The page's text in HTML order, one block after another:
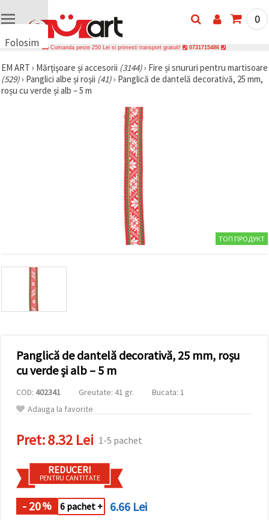
Folosim
uri
🍪 Folosim
cookie-uri
afișa
conținut și
reclame
relevante,
analiză și
marketing.
acord să
utilizați
toate
cookie -
clic pe
"acceptati
indicați
preferințele
selectând
un tip de
0
Comanda peste 250 Lei si primesti transport gratuit! 0731715486
EM ART › Mărţişoare și accesorii (3144)› Fire și snururi pentru martisoare
(529)› Panglici albe și roșii (41)› Panglică de dantelă decorativă, 25 mm,
roșu cu verde și alb – 5 m
ТОП ПРОДУКТ
Panglică de dantelă decorativă, 25 mm, roșu
cu verde și alb – 5 m
COD: 402341 Greutate: 41 gr.
Bucata: 1
Adauga la favorite
Pret:8.32 Lei 1-5 pachet
REDUCERI
PENTRU CANTITATE
- 20% 6 pachet + 6.66 Lei